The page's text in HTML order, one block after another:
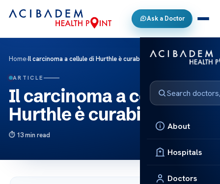
Ask a Doctor
About
Hospitals
Doctors
Home›Il carcinoma a cellule di Hurthle è curabile?
ARTICLE
Il carcinoma a cellule di
Hurthle è curabile?
13 min read